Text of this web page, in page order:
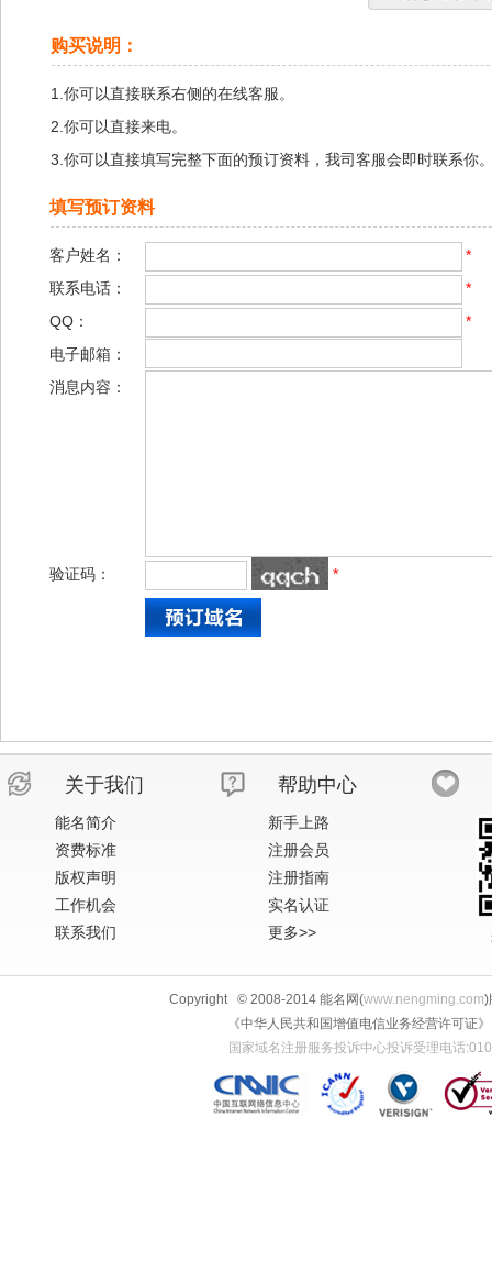
购买说明：
1.你可以直接联系右侧的在线客服。
2.你可以直接来电。
3.你可以直接填写完整下面的预订资料，我司客服会即时联系你
填写预订资料
客户姓名：
*
联系电话：
*
QQ：
*
电子邮箱：
消息内容：
验证码： *
关于我们
能名简介
资费标准
版权声明
工作机会
联系我们
帮助中心
新手上路
注册会员
注册指南
实名认证
更多>>
Copyright © 2008-2014 能名网(www.nengming.com)
《中华人民共和国增值电信业务经营许可
国家域名注册服务投诉中心投诉受理电话